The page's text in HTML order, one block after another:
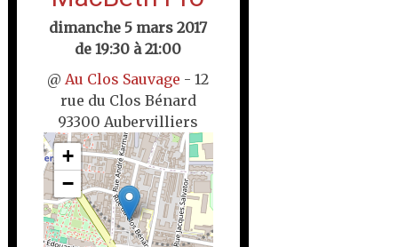
dimanche 5 mars 2017
de 19:30 à 21:00
@Au Clos Sauvage - 12
rue du Clos Bénard
93300 Aubervilliers
+
−